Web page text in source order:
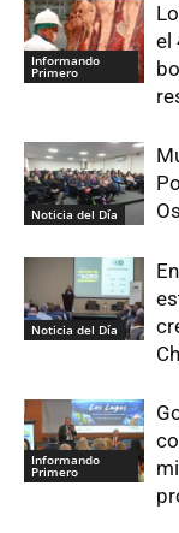
Informando
Primero
el
Noticia del Día
Noticia del Día
Informando
Primero